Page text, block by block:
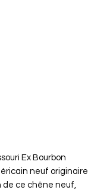
Ex Bourbon
neuf originaire
de ce chêne neuf,